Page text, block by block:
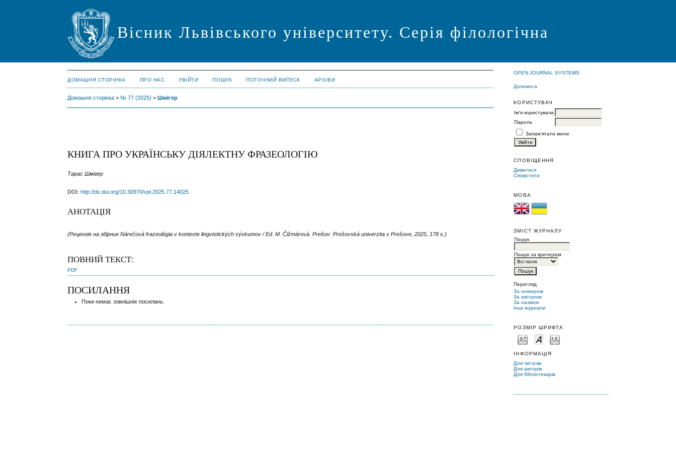
Вісник Львівського університету. Серія філологічна
OPEN JOURNAL SYSTEMS
Допомога
КОРИСТУВАЧ
Ім'я користувача
Пароль
Запам'ятати мене
СПОВІЩЕННЯ
Дивитися
Сповістити
МОВА
ЗМІСТ ЖУРНАЛУ
Пошук
Пошук за критерієм
Перегляд
За номером
За автором
За назвою
Інші журнали
РОЗМІР ШРИФТА
ІНФОРМАЦІЯ
Для читачів
Для авторів
Для бібліотекарів
ДОМАШНЯ СТОРІНКА ПРО НАС УВІЙТИ ПОШУК ПОТОЧНИЙ ВИПУСК АРХІВИ
Домашня сторінка > № 77 (2025) >Шмігер
КНИГА ПРО УКРАЇНСЬКУ ДІЯЛЕКТНУ ФРАЗЕОЛОГІЮ
Тарас Шмігер
DOI:http://dx.doi.org/10.30970/vpl.2025.77.14025
АНОТАЦІЯ
(Рецензія на збірник Nárečová frazeológia v kontexte lingvistických výskumov / Ed. M. Čižmárová. Prešov: Prešovská univerzita v Prešove, 2025, 178 s.)
ПОВНИЙ ТЕКСТ:
PDF
ПОСИЛАННЯ
Поки немає зовнішніх посилань.